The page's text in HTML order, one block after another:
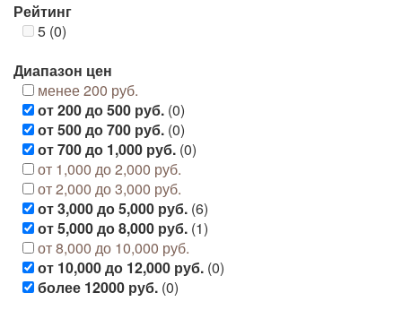
Рейтинг
5 (0)
Диапазон цен
менее 200 руб.
от 200 до 500 руб. (0)
от 500 до 700 руб. (0)
от 700 до 1,000 руб. (0)
от 1,000 до 2,000 руб.
от 2,000 до 3,000 руб.
от 3,000 до 5,000 руб. (6)
от 5,000 до 8,000 руб. (1)
от 8,000 до 10,000 руб.
от 10,000 до 12,000 руб. (0)
более 12000 руб. (0)